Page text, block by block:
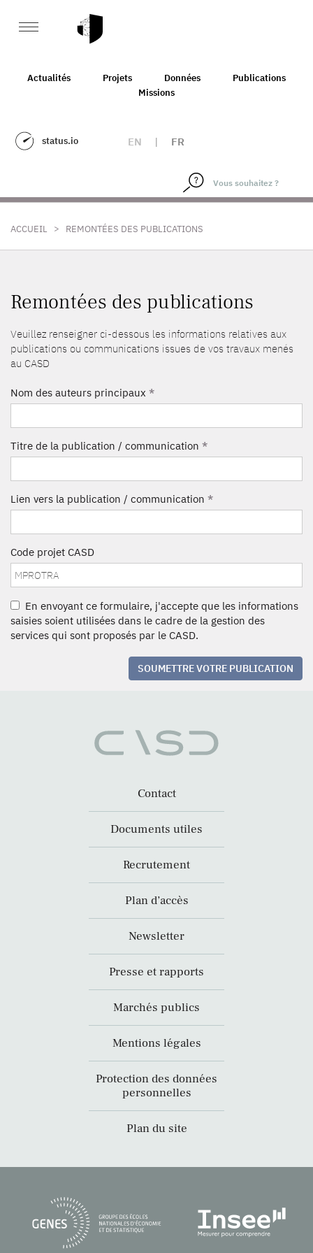
Actualités Projets Données
Publications
Missions
status.io EN | FR
ACCUEIL > REMONTÉES DES PUBLICATIONS
Remontées des publications
Veuillez renseigner ci-dessous les informations relatives aux
publications ou communications issues de vos travaux menés
au CASD
Nom des auteurs principaux *
Titre de la publication / communication *
Lien vers la publication / communication *
Code projet CASD
En envoyant ce formulaire, j'accepte que les informations
saisies soient utilisées dans le cadre de la gestion des
services qui sont proposés par le CASD.
SOUMETTRE VOTRE PUBLICATION
Contact
Documents utiles
Recrutement
Plan d’accès
Newsletter
Presse et rapports
Marchés publics
Mentions légales
Protection des données
personnelles
Plan du site